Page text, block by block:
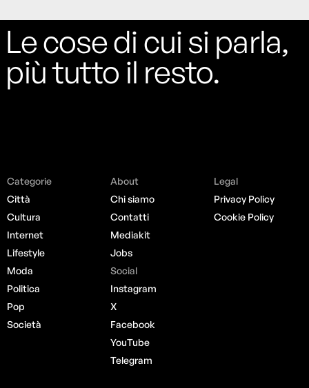
Le cose di cui si parla,
più tutto il resto.
Categorie
Città
Cultura
Internet
Lifestyle
Moda
Politica
Pop
Società
About
Chi siamo
Contatti
Mediakit
Jobs
Social
Instagram
X
Facebook
YouTube
Telegram
Legal
Privacy Policy
Cookie Policy